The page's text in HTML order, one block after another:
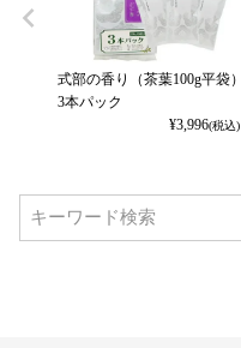
式部の香り（茶葉100g平袋）
3本パック
¥3,996(税込)